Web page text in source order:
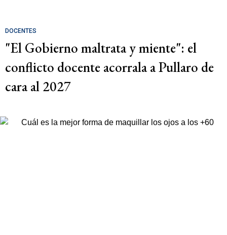
DOCENTES
"El Gobierno maltrata y miente": el
conflicto docente acorrala a Pullaro de
cara al 2027